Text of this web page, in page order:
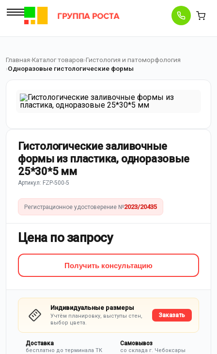
Главная Каталог товаров Гистология и патоморфология
Одноразовые гистологические формы
Гистологические заливочные
формы из пластика, одноразовые
25*30*5 мм
Артикул: FZP-500-5
Регистрационное удостоверение №2023/20435
Цена по запросу
Получить консультацию
Индивидуальные размеры
Учтём планировку, выступы стен,
выбор цвета.
Заказать
Доставка
бесплатно до терминала ТК
Самовывоз
со склада г. Чебоксары